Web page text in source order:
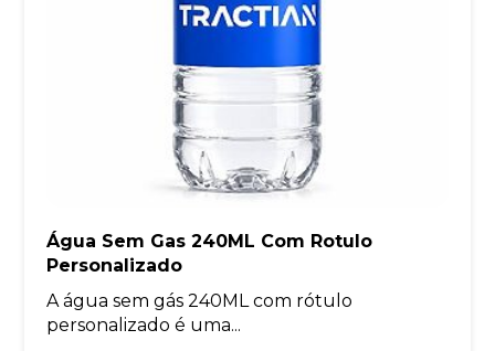
Água Sem Gas 240ML Com Rotulo
Personalizado
A água sem gás 240ML com rótulo
personalizado é uma...